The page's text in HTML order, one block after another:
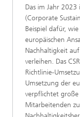
Das im Jahr 2023
(Corporate
Beispiel dafür,
europäischen
Nachhaltigkeit
verleihen. Das
Richtlinie-
Umsetzung der
verpflichtet
Mitarbeitenden